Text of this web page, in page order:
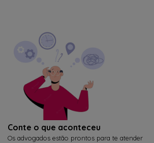
Conte o que aconteceu
Os advogados estão prontos para te atender